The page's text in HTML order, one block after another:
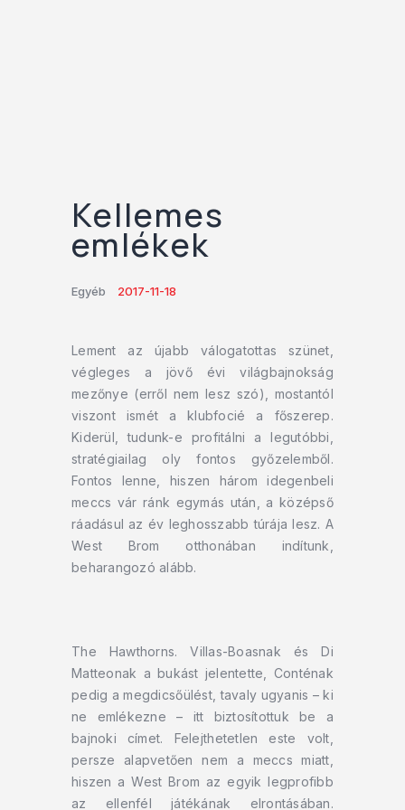
Kellemes
emlékek
Egyéb 2017-11-18
Lement az újabb válogatottas szünet,
végleges a jövő évi világbajnokság
mezőnye (erről nem lesz szó), mostantól
viszont ismét a klubfocié a főszerep.
Kiderül, tudunk-e profitálni a legutóbbi,
stratégiailag oly fontos győzelemből.
Fontos lenne, hiszen három idegenbeli
meccs vár ránk egymás után, a középső
ráadásul az év leghosszabb túrája lesz. A
West Brom otthonában indítunk,
beharangozó alább.
The Hawthorns. Villas-Boasnak és Di
Matteonak a bukást jelentette, Conténak
pedig a megdicsőülést, tavaly ugyanis – ki
ne emlékezne – itt biztosítottuk be a
bajnoki címet. Felejthetetlen este volt,
persze alapvetően nem a meccs miatt,
hiszen a West Brom az egyik legprofibb
az ellenfél játékának elrontásában.